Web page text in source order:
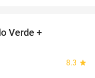
Verde +
8.3 star